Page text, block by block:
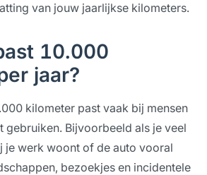
van jouw jaarlijkse kilometers.
10.000
jaar?
kilometer past vaak bij mensen
gebruiken. Bijvoorbeeld als je veel
je werk woont of de auto vooral
bezoekjes en incidentele